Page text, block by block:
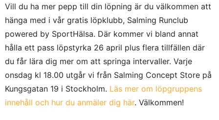
Vill du ha mer pepp till din löpning är du välkommen att
hänga med i vår gratis löpklubb, Salming Runclub
powered by SportHälsa. Där kommer vi bland annat
hålla ett pass löpstyrka 26 april plus flera tillfällen där
du får lära dig mer om att springa intervaller. Varje
onsdag kl 18.00 utgår vi från Salming Concept Store på
Kungsgatan 19 i Stockholm. Läs mer om löpgruppens
innehåll och hur du anmäler dig här. Välkommen!